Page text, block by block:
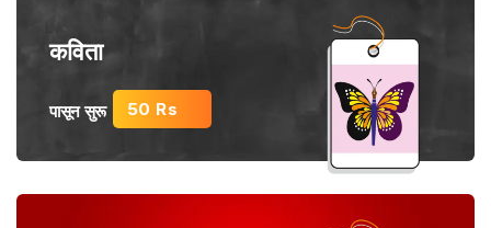
कविता
पासून सुरू 50 Rs